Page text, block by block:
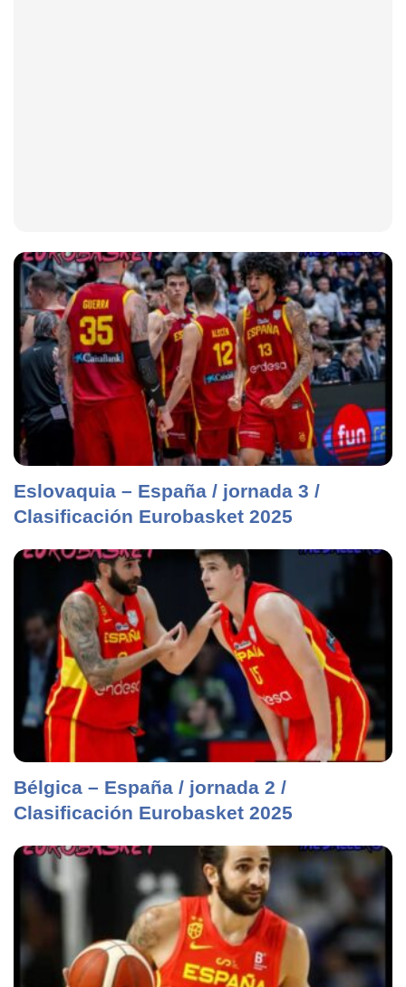
Eslovaquia – España / jornada 3 /
Clasificación Eurobasket 2025
Bélgica – España / jornada 2 /
Clasificación Eurobasket 2025